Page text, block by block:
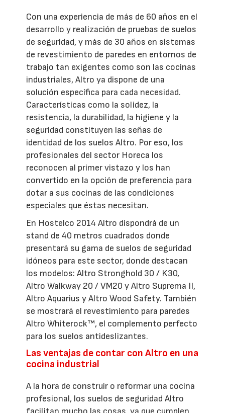
Con una experiencia de más de 60 años en el
desarrollo y realización de pruebas de suelos
de seguridad, y más de 30 años en sistemas
de revestimiento de paredes en entornos de
trabajo tan exigentes como son las cocinas
industriales, Altro ya dispone de una
solución específica para cada necesidad.
Características como la solidez, la
resistencia, la durabilidad, la higiene y la
seguridad constituyen las señas de
identidad de los suelos Altro. Por eso, los
profesionales del sector Horeca los
reconocen al primer vistazo y los han
convertido en la opción de preferencia para
dotar a sus cocinas de las condiciones
especiales que éstas necesitan.
En Hostelco 2014 Altro dispondrá de un
stand de 40 metros cuadrados donde
presentará su gama de suelos de seguridad
idóneos para este sector, donde destacan
los modelos: Altro Stronghold 30 / K30,
Altro Walkway 20 / VM20 y Altro Suprema II,
Altro Aquarius y Altro Wood Safety. También
se mostrará el revestimiento para paredes
Altro Whiterock™, el complemento perfecto
para los suelos antideslizantes.
Las ventajas de contar con Altro en una
cocina industrial
A la hora de construir o reformar una cocina
profesional, los suelos de seguridad Altro